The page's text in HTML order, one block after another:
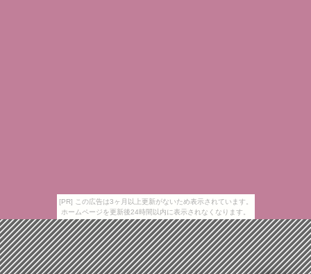
[PR] この広告は3ヶ月以上更新がないため表示されています。
ホームページを更新後24時間以内に表示されなくなります。